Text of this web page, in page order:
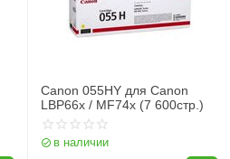
Canon 055HY для Canon
LBP66x / MF74x (7 600стр.)
в наличии